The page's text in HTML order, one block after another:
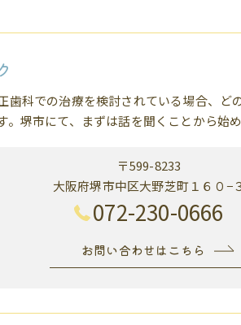
歯科での治療を検討されている場合、
。堺市にて、まずは話を聞くことから始
〒599-8233
大阪府堺市中区大野芝町１６０−
072-230-0666
お問い合わせはこちら